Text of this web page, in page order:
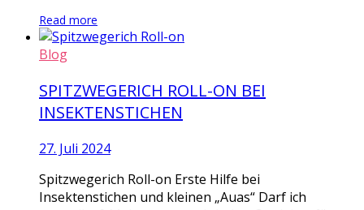
Read more
Blog
SPITZWEGERICH ROLL-ON BEI
INSEKTENSTICHEN
27. Juli 2024
Spitzwegerich Roll-on Erste Hilfe bei
Insektenstichen und kleinen „Auas“ Darf ich